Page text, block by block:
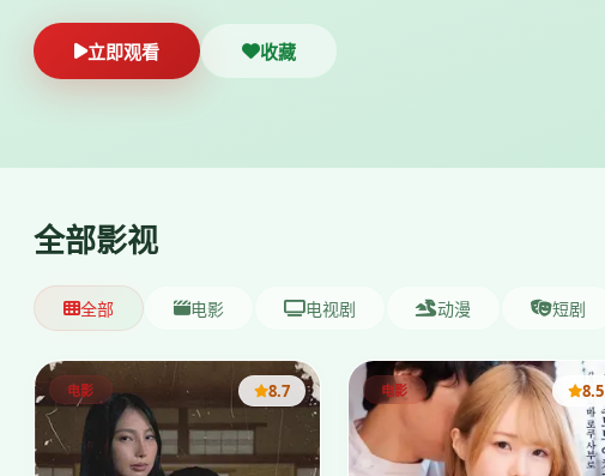
立即观看 收藏
全部影视
全部 电影 电视剧 动漫 短剧
电影 8.7 电影 8.5